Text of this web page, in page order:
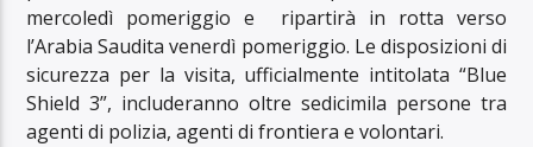
mercoledì pomeriggio e ripartirà in rotta verso
l’Arabia Saudita venerdì pomeriggio. Le disposizioni di
sicurezza per la visita, ufficialmente intitolata “Blue
Shield 3”, includeranno oltre sedicimila persone tra
agenti di polizia, agenti di frontiera e volontari.